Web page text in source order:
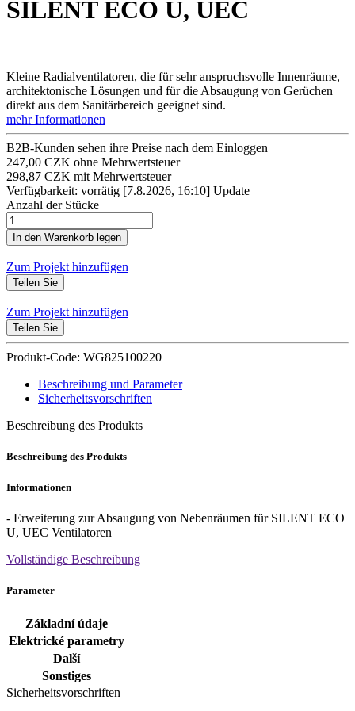
SILENT ECO U, UEC
Kleine Radialventilatoren, die für sehr anspruchsvolle Innenräume,
architektonische Lösungen und für die Absaugung von Gerüchen
direkt aus dem Sanitärbereich geeignet sind.
mehr Informationen
B2B-Kunden sehen ihre Preise nach dem Einloggen
247,00 CZK ohne Mehrwertsteuer
298,87 CZK mit Mehrwertsteuer
Verfügbarkeit: vorrätig [7.8.2026, 16:10] Update
Anzahl der Stücke
Zum Projekt hinzufügen
Teilen Sie
Zum Projekt hinzufügen
Teilen Sie
Produkt-Code: WG825100220
Beschreibung und Parameter
Sicherheitsvorschriften
Beschreibung des Produkts
Beschreibung des Produkts
Informationen
- Erweiterung zur Absaugung von Nebenräumen für SILENT ECO
U, UEC Ventilatoren
Vollständige Beschreibung
Parameter
Základní údaje
Elektrické parametry
Další
Sonstiges
Sicherheitsvorschriften